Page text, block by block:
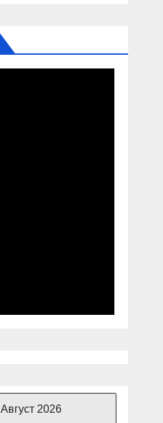
Август 2026